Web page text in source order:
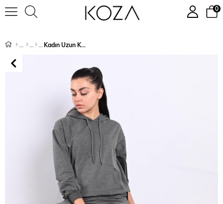
0
Kadın Uzun Kollu Kapüşonlu Eşofman Takımı 3011-22